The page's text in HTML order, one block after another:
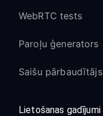
WebRTC tests
Paroļu ģenerators
Saišu pārbaudītājs
Lietošanas gadījumi